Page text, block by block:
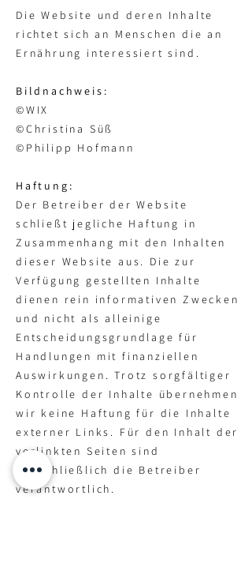
Die Website und deren Inhalte
richtet sich an Menschen die an
Ernährung interessiert sind.
Bildnachweis:
©WIX
©Christina Süß
©Philipp Hofmann
Haftung:
Der Betreiber der Website
schließt jegliche Haftung in
Zusammenhang mit den Inhalten
dieser Website aus. Die zur
Verfügung gestellten Inhalte
dienen rein informativen Zwecken
und nicht als alleinige
Entscheidungsgrundlage für
Handlungen mit finanziellen
Auswirkungen. Trotz sorgfältiger
Kontrolle der Inhalte übernehmen
wir keine Haftung für die Inhalte
externer Links. Für den Inhalt der
verlinkten Seiten sind
ausschließlich die Betreiber
verantwortlich.